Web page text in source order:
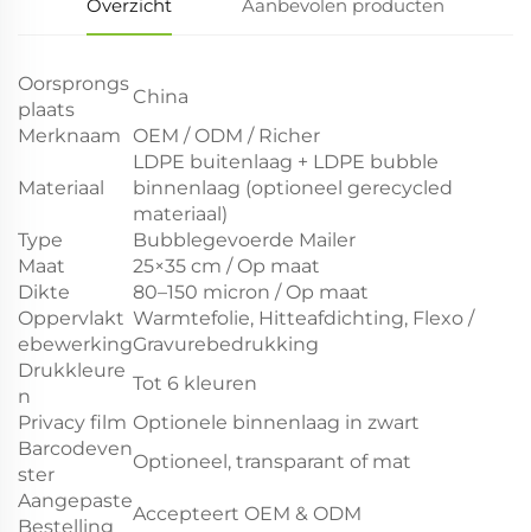
Overzicht Aanbevolen producten
Oorsprongs
plaats
China
Merknaam
OEM / ODM / Richer
Materiaal
LDPE buitenlaag + LDPE bubble
binnenlaag (optioneel gerecycled
materiaal)
Type
Bubblegevoerde Mailer
Maat
25×35 cm / Op maat
Dikte
80–150 micron / Op maat
Oppervlakt
ebewerking
Warmtefolie, Hitteafdichting, Flexo /
Gravurebedrukking
Drukkleure
n
Tot 6 kleuren
Privacy film Optionele binnenlaag in zwart
Barcodeven
ster
Optioneel, transparant of mat
Aangepaste
Bestelling
Accepteert OEM & ODM